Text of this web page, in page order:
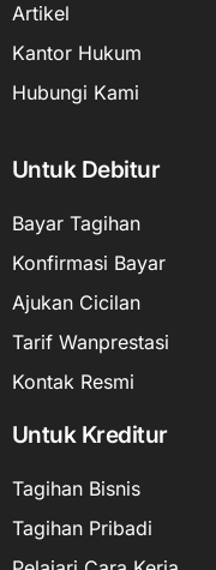
Artikel
Kantor Hukum
Hubungi Kami
Untuk Debitur
Bayar Tagihan
Konfirmasi Bayar
Ajukan Cicilan
Tarif Wanprestasi
Kontak Resmi
Untuk Kreditur
Tagihan Bisnis
Tagihan Pribadi